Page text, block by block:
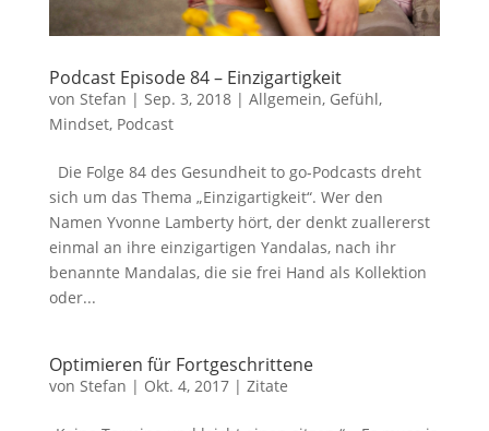
Podcast Episode 84 – Einzigartigkeit
von Stefan | Sep. 3, 2018| Allgemein, Gefühl,
Mindset, Podcast
Die Folge 84 des Gesundheit to go-Podcasts dreht
sich um das Thema „Einzigartigkeit“. Wer den
Namen Yvonne Lamberty hört, der denkt zuallererst
einmal an ihre einzigartigen Yandalas, nach ihr
benannte Mandalas, die sie frei Hand als Kollektion
oder...
Optimieren für Fortgeschrittene
von Stefan | Okt. 4, 2017| Zitate